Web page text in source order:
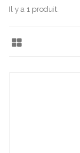
Il y a 1 produit.